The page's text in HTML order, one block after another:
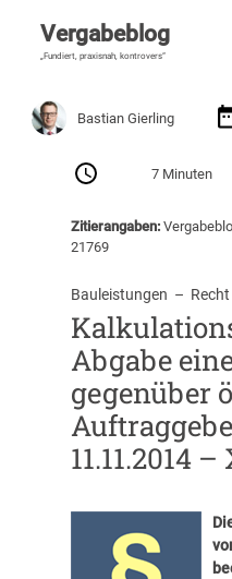
Vergabeblog
„Fundiert, praxisnah, kontrovers“
Bastian Gierling
7 Minuten
Zitierangaben:
21769
Bauleistungen
  –
Recht
Abgabe
gegenüber
11.11.2014